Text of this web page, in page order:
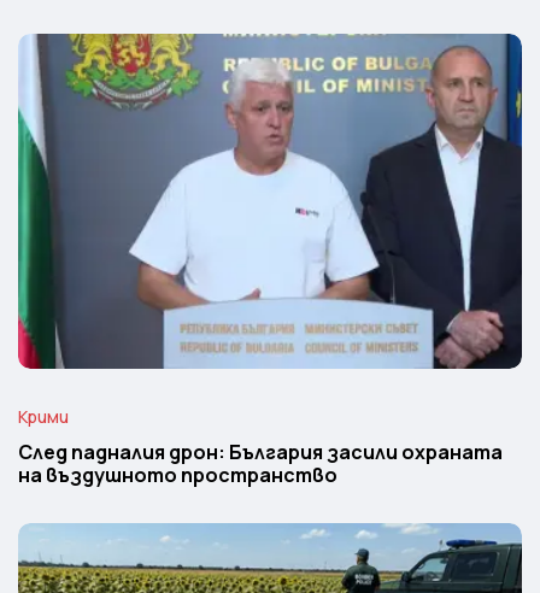
Крими
След падналия дрон: България засили охраната
на въздушното пространство